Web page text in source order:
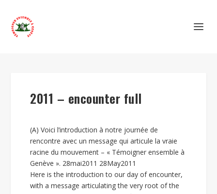
2011 – encounter full
(A) Voici l’introduction à notre journée de
rencontre avec un message qui articule la vraie
racine du mouvement – « Témoigner ensemble à
Genève ». 28mai2011 28May2011
Here is the introduction to our day of encounter,
with a message articulating the very root of the